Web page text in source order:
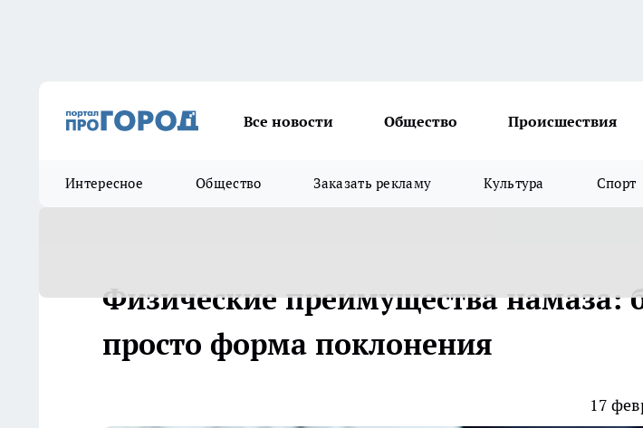
Все новости Общество Происшествия
Интересное Общество Заказать рекламу Культура Спорт
Физические преимущества намаза:
просто форма поклонения
17